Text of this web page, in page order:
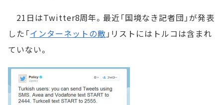
21日はTwitter8周年。最近「国境なき記者団」が発表
した「インターネットの敵 」リストにはトルコは含まれ
ていない。